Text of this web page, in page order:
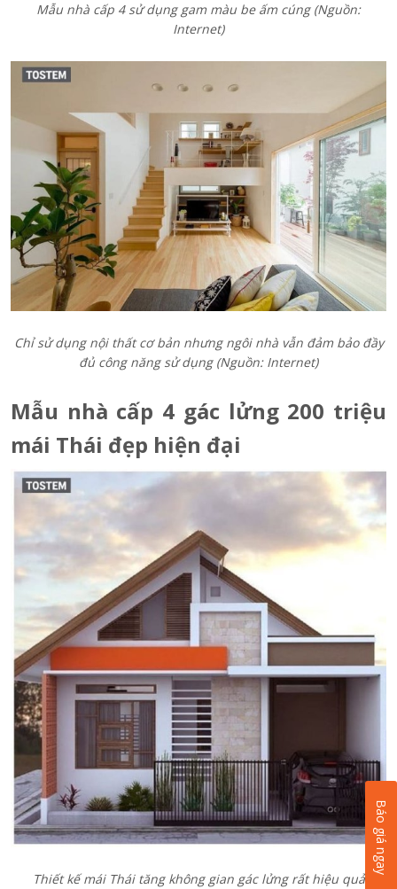
Mẫu nhà cấp 4 sử dụng gam màu be ấm cúng (Nguồn:
Internet)
Chỉ sử dụng nội thất cơ bản nhưng ngôi nhà vẫn đảm bảo đầy
đủ công năng sử dụng (Nguồn: Internet)
Mẫu nhà cấp 4 gác lửng 200 triệu
mái Thái đẹp hiện đại
Thiết kế mái Thái tăng không gian gác lửng rất hiệu quả
Báo giá ngay